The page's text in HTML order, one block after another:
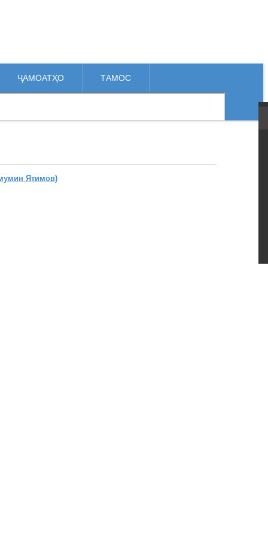
ҶАМОАТҲО ТАМОС
Ятимов)